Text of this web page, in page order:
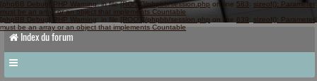
[phpBB Debug] PHP Warning: in file[ROOT]/phpbb/session.php on line 583: sizeof(): Parameter
must be an array or an object that implements Countable
[phpBB Debug] PHP Warning: in file [ROOT]/phpbb/session.php on line 639: sizeof(): Parameter
must be an array or an object that implements Countable
Index du forum